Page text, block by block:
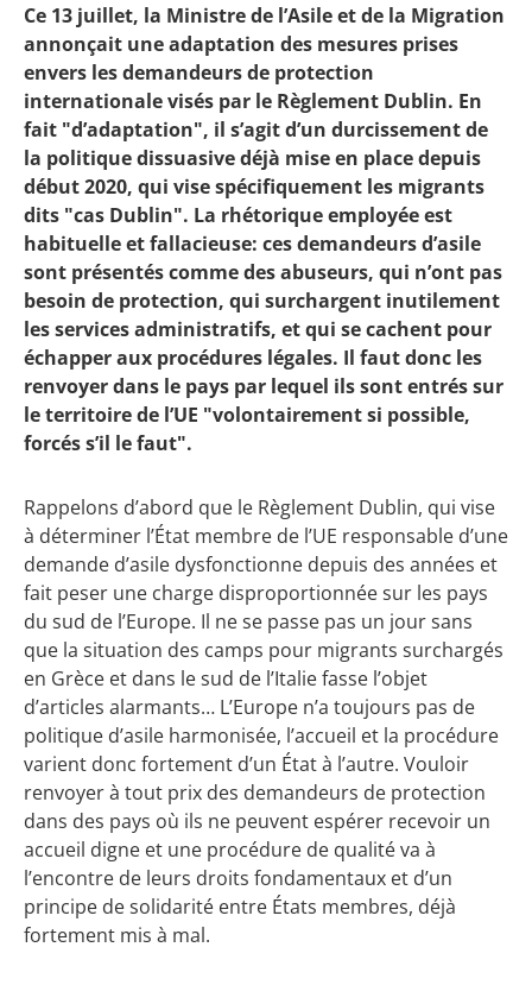
Ce 13 juillet, la Ministre de l’Asile et de la Migration
annonçait une adaptation des mesures prises
envers les demandeurs de protection
internationale visés par le Règlement Dublin. En
fait "d’adaptation", il s’agit d’un durcissement de
la politique dissuasive déjà mise en place depuis
début 2020, qui vise spécifiquement les migrants
dits "cas Dublin". La rhétorique employée est
habituelle et fallacieuse: ces demandeurs d’asile
sont présentés comme des abuseurs, qui n’ont pas
besoin de protection, qui surchargent inutilement
les services administratifs, et qui se cachent pour
échapper aux procédures légales. Il faut donc les
renvoyer dans le pays par lequel ils sont entrés sur
le territoire de l’UE "volontairement si possible,
forcés s’il le faut".
Rappelons d’abord que le Règlement Dublin, qui vise
à déterminer l’État membre de l’UE responsable d’une
demande d’asile dysfonctionne depuis des années et
fait peser une charge disproportionnée sur les pays
du sud de l’Europe. Il ne se passe pas un jour sans
que la situation des camps pour migrants surchargés
en Grèce et dans le sud de l’Italie fasse l’objet
d’articles alarmants… L’Europe n’a toujours pas de
politique d’asile harmonisée, l’accueil et la procédure
varient donc fortement d’un État à l’autre. Vouloir
renvoyer à tout prix des demandeurs de protection
dans des pays où ils ne peuvent espérer recevoir un
accueil digne et une procédure de qualité va à
l’encontre de leurs droits fondamentaux et d’un
principe de solidarité entre États membres, déjà
fortement mis à mal.